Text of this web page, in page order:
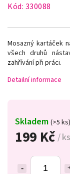
Kód: 330088
199 Kč / ks
Skladem (>5 ks)
Mosazný kartáček
všech druhů
zahřívání při práci.
Detailní informace